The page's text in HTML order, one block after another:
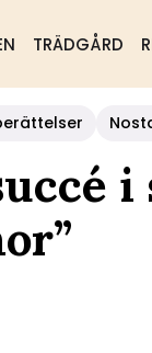
TRÄDGÅRD